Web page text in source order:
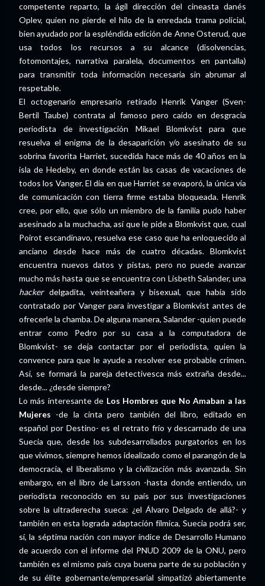
competente reparto, la ágil dirección del cineasta danés
Oplev, quien no pierde el hilo de la enredada trama policial,
bien ayudado por la espléndida edición de Anne Osterud, que
usa todos los recursos a su alcance (disolvencias,
fotomontajes, narrativa paralela, documentos en pantalla)
para transmitir toda información necesaria sin abrumar al
respetable.
El octogenario empresario retirado Henrik Vanger (Sven-
Bertil Taube) contrata al famoso pero caído en desgracia
periodista de investigación Mikael Blomkvist para que
resuelva el enigma de la desaparición y/o asesinato de su
sobrina favorita Harriet, sucedida hace más de 40 años en la
isla de Hedeby, en donde están las casas de vacaciones de
todos los Vanger. El día en que Harriet se evaporó, la única vía
de comunicación con tierra firme estaba bloqueada. Henrik
cree, por ello, que sólo un miembro de la familia pudo haber
asesinado a la muchacha, así que le pide a Blomkvist que, cual
Poirot escandinavo, resuelva ese caso que ha enloquecido al
anciano desde hace más de cuatro décadas. Blomkvist
encuentra nuevos datos y pistas, pero no puede avanzar
mucho más hasta que se encuentra con Lisbeth Salander, una
hackerdelgadita, veinteañera y bisexual, que había sido
contratado por Vanger para investigar a Blomkvist antes de
ofrecerle la chamba. De alguna manera, Salander -quien puede
entrar como Pedro por su casa a la computadora de
Blomkvist- se deja contactar por el periodista, quien la
convence para que le ayude a resolver ese probable crimen.
Así, se formará la pareja detectivesca más extraña desde...
desde... ¿desde siempre?
Lo más interesante de Los Hombres que No Amaban a las
Mujeres -de la cinta pero también del libro, editado en
español por Destino- es el retrato frío y descarnado de una
Suecia que, desde los subdesarrollados purgatorios en los
que vivimos, siempre hemos idealizado como el parangón de la
democracia, el liberalismo y la civilización más avanzada. Sin
embargo, en el libro de Larsson -hasta donde entiendo, un
periodista reconocido en su país por sus investigaciones
sobre la ultraderecha sueca: ¿el Álvaro Delgado de allá?- y
también en esta lograda adaptación fílmica, Suecia podrá ser,
sí, la séptima nación con mayor índice de Desarrollo Humano
de acuerdo con el informe del PNUD 2009 de la ONU, pero
también es el mismo país cuya buena parte de su población y
de su élite gobernante/empresarial simpatizó abiertamente